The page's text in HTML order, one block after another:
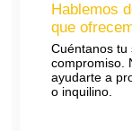
Hablemos
que
Cuéntanos tu
compromiso.
ayudarte a
o inquilino.